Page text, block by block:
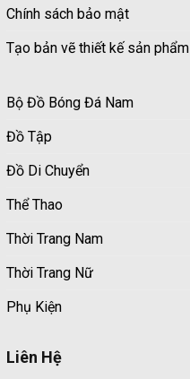
Chính sách bảo mật
Tạo bản vẽ thiết kế sản phẩm
Bộ Đồ Bóng Đá Nam
Đồ Tập
Đồ Di Chuyển
Thể Thao
Thời Trang Nam
Thời Trang Nữ
Phụ Kiện
Liên Hệ